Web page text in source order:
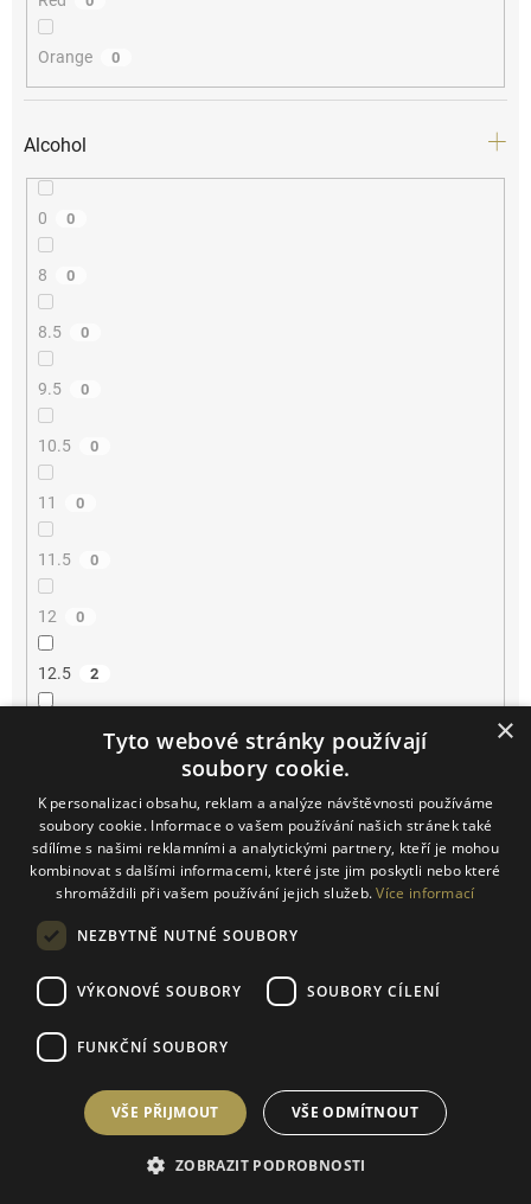
Orange 0
Alcohol
0 0
8 0
8.5 0
9.5 0
10.5 0
11 0
11.5 0
12 0
12.5 2
14 0
14.2 0
0
×
Tyto webové stránky používají
soubory cookie.
K personalizaci obsahu, reklam a analýze návštěvnosti používáme
soubory cookie. Informace o vašem používání našich stránek také
sdílíme s našimi reklamními a analytickými partnery, kteří je mohou
kombinovat s dalšími informacemi, které jste jim poskytli nebo které
shromáždili při vašem používání jejich služeb.Více informací
NEZBYTNĚ NUTNÉ SOUBORY
VÝKONOVÉ SOUBORY SOUBORY CÍLENÍ
FUNKČNÍ SOUBORY
VŠE PŘIJMOUT VŠE ODMÍTNOUT
ZOBRAZIT PODROBNOSTI